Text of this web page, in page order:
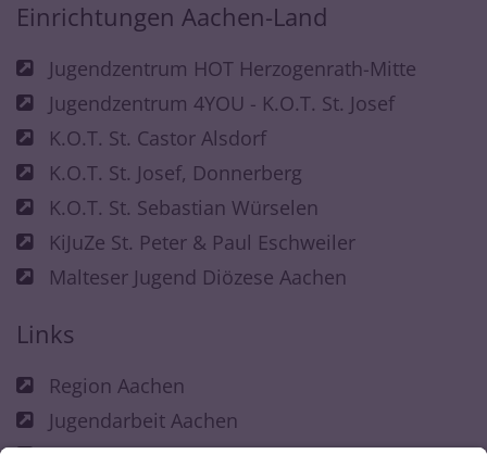
Einrichtungen Aachen-Land
Jugendzentrum HOT Herzogenrath-Mitte
Jugendzentrum 4YOU - K.O.T. St. Josef
K.O.T. St. Castor Alsdorf
K.O.T. St. Josef, Donnerberg
K.O.T. St. Sebastian Würselen
KiJuZe St. Peter & Paul Eschweiler
Malteser Jugend Diözese Aachen
Links
Region Aachen
Jugendarbeit Aachen